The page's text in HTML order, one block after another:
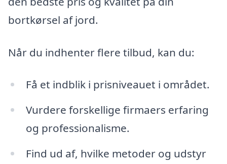
bortkørsel af jord.
Når du indhenter flere tilbud, kan du:
Få et indblik i prisniveauet i området.
Vurdere forskellige firmaers erfaring
og professionalisme.
Find ud af, hvilke metoder og udstyr